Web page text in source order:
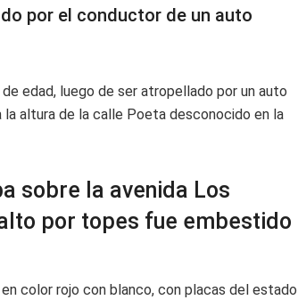
por el conductor de un auto
edad, luego de ser atropellado por un auto
altura de la calle Poeta desconocido en la
sobre la avenida Los
por topes fue embestido
color rojo con blanco, con placas del estado